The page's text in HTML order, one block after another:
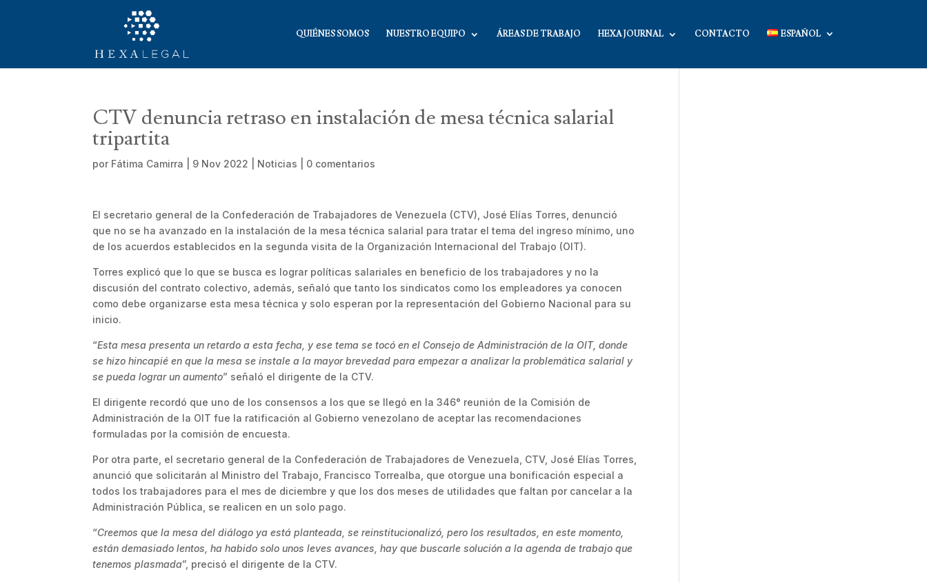
QUIÉNES SOMOS NUESTRO EQUIPO ÁREAS DE TRABAJO HEXA JOURNAL CONTACTO ESPAÑOL
CTV denuncia retraso en instalación de mesa técnica salarial
tripartita
por Fátima Camirra 9 Nov 2022 Noticias 0 comentarios
El secretario general de la Confederación de Trabajadores de Venezuela (CTV), José Elías Torres, denunció
que no se ha avanzado en la instalación de la mesa técnica salarial para tratar el tema del ingreso mínimo, uno
de los acuerdos establecidos en la segunda visita de la Organización Internacional del Trabajo (OIT).
Torres explicó que lo que se busca es lograr políticas salariales en beneficio de los trabajadores y no la
discusión del contrato colectivo, además, señaló que tanto los sindicatos como los empleadores ya conocen
como debe organizarse esta mesa técnica y solo esperan por la representación del Gobierno Nacional para su
inicio.
“Esta mesa presenta un retardo a esta fecha, y ese tema se tocó en el Consejo de Administración de la OIT, donde
se hizo hincapié en que la mesa se instale a la mayor brevedad para empezar a analizar la problemática salarial y
se pueda lograr un aumento” señaló el dirigente de la CTV.
El dirigente recordó que uno de los consensos a los que se llegó en la 346° reunión de la Comisión de
Administración de la OIT fue la ratificación al Gobierno venezolano de aceptar las recomendaciones
formuladas por la comisión de encuesta.
Por otra parte, el secretario general de la Confederación de Trabajadores de Venezuela, CTV, José Elías Torres,
anunció que solicitarán al Ministro del Trabajo, Francisco Torrealba, que otorgue una bonificación especial a
todos los trabajadores para el mes de diciembre y que los dos meses de utilidades que faltan por cancelar a la
Administración Pública, se realicen en un solo pago.
“Creemos que la mesa del diálogo ya está planteada, se reinstitucionalizó, pero los resultados, en este momento,
están demasiado lentos, ha habido solo unos leves avances, hay que buscarle solución a la agenda de trabajo que
tenemos plasmada”, precisó el dirigente de la CTV.